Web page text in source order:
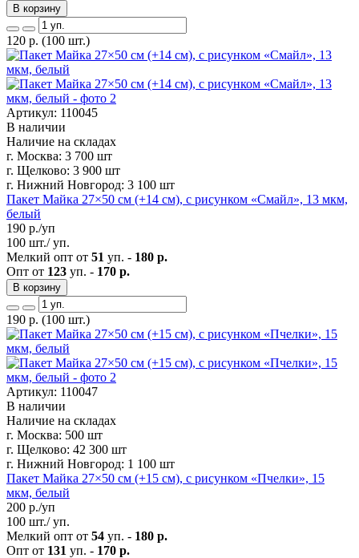
В корзину
120 р. (100 шт.)
Артикул: 110045
В наличии
Наличие на складах
г. Москва: 3 700 шт
г. Щелково: 3 900 шт
г. Нижний Новгород: 3 100 шт
Пакет Майка 27×50 см (+14 см), с рисунком «Смайл», 13 мкм,
белый
190 р./уп
100 шт./ уп.
Мелкий опт от 51 уп. - 180 р.
Опт от 123 уп. - 170 р.
В корзину
190 р. (100 шт.)
Артикул: 110047
В наличии
Наличие на складах
г. Москва: 500 шт
г. Щелково: 42 300 шт
г. Нижний Новгород: 1 100 шт
Пакет Майка 27×50 см (+15 см), с рисунком «Пчелки», 15
мкм, белый
200 р./уп
100 шт./ уп.
Мелкий опт от 54 уп. - 180 р.
Опт от 131 уп. - 170 р.